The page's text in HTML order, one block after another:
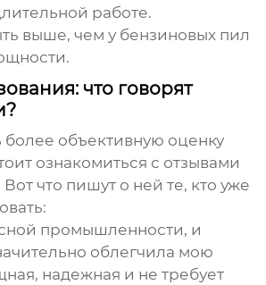
работе.
выше, чем у бензиновых пил
что говорят
более объективную оценку
ознакомиться с отзывами
что пишут о ней те, кто уже
промышленности, и
облегчила мою
надежная и не требует